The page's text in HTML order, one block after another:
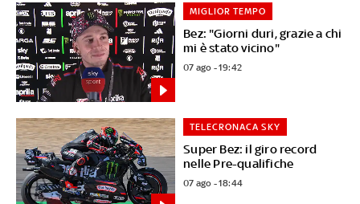
Bez: "Giorni duri, grazie a chi
mi è stato vicino"
MIGLIOR TEMPO
07 ago - 19:42
Super Bez: il giro record
nelle Pre-qualifiche
TELECRONACA SKY
07 ago - 18:44